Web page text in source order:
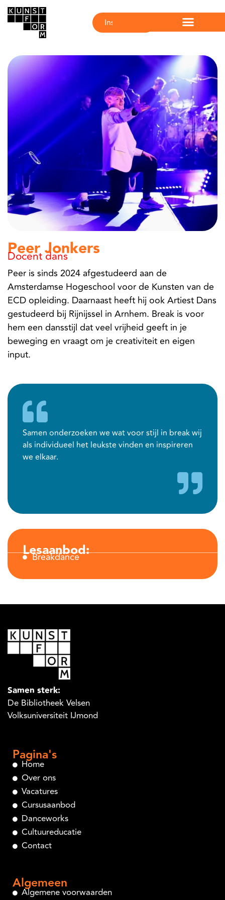
Inschrijven
Peer Jonkers
Docent dans
Peer is sinds 2024 afgestudeerd aan de
Amsterdamse Hogeschool voor de Kunsten van de
ECD opleiding. Daarnaast heeft hij ook Artiest Dans
gestudeerd bij Rijnijssel in Arnhem. Break is voor
hem een dansstijl dat veel vrijheid geeft in je
beweging en vraagt om je creativiteit en eigen
input.
Lesaanbod:
Breakdance
Samen onderzoeken we wat voor stijl in break wij
als individueel het leukste vinden en inspireren
we elkaar.
Samen sterk:
De Bibliotheek Velsen
Volksuniversiteit IJmond
Pagina's
Home
Over ons
Vacatures
Cursusaanbod
Danceworks
Cultuureducatie
Contact
Algemeen
Algemene voorwaarden